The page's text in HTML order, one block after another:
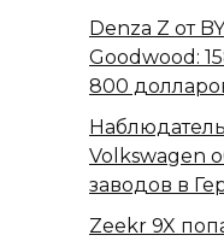
Denza Z от
Goodwood:
800
Volkswagen
заводов в
Zeekr 9X